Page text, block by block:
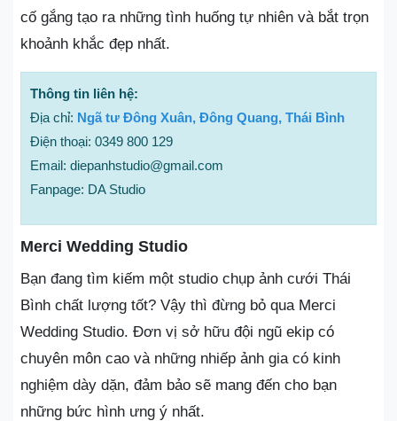
cố gắng tạo ra những tình huống tự nhiên và bắt trọn
khoảnh khắc đẹp nhất.
Thông tin liên hệ:
Địa chỉ: Ngã tư Đông Xuân, Đông Quang, Thái Bình
Điện thoại: 0349 800 129
Email: diepanhstudio@gmail.com
Fanpage: DA Studio
Merci Wedding Studio
Bạn đang tìm kiếm một studio chụp ảnh cưới Thái
Bình chất lượng tốt? Vậy thì đừng bỏ qua Merci
Wedding Studio. Đơn vị sở hữu đội ngũ ekip có
chuyên môn cao và những nhiếp ảnh gia có kinh
nghiệm dày dặn, đảm bảo sẽ mang đến cho bạn
những bức hình ưng ý nhất.